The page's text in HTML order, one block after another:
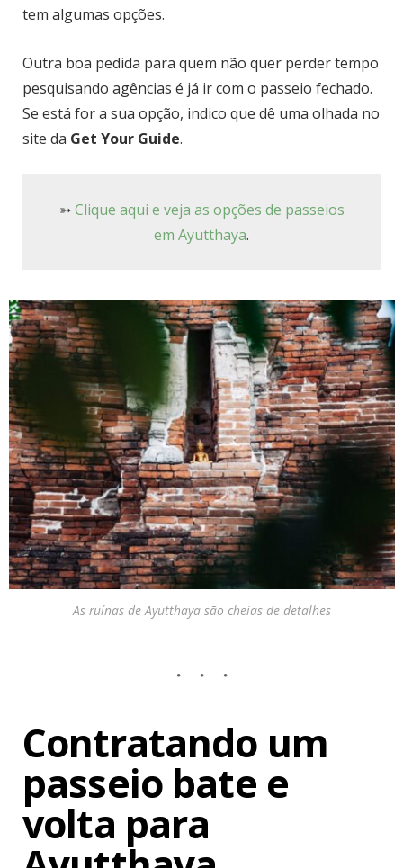
tem algumas opções.
Outra boa pedida para quem não quer perder tempo
pesquisando agências é já ir com o passeio fechado.
Se está for a sua opção, indico que dê uma olhada no
site da Get Your Guide.
➳Clique aqui e veja as opções de passeios
em Ayutthaya.
As ruínas de Ayutthaya são cheias de detalhes
Contratando um
passeio bate e
volta para